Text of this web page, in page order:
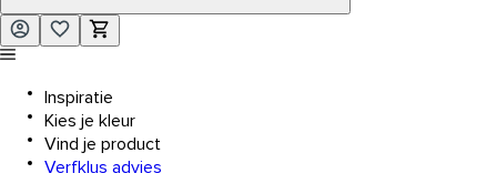
Inspiratie
Kies je kleur
Vind je product
Verfklus advies